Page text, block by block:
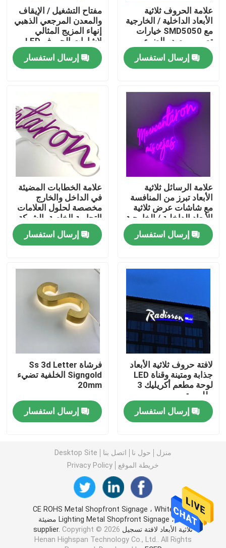
مسكن
منتجات
معلومات عنا
جولة في المعمل
مراقبة الجودة
اتصل بنا
اطلب اقتباس
علامة الرسالة الخلفية
أحرف الاكريليك الصمام
علامة النيون المخصصة
علامة النيون بقيادة الولايات المتحدة
علامة أحرف أكريليك
تسجيل رقم المنزل
علامة واجهة المحل
علامة الحروف ثلاثية
الأبعاد الداخلية / الخارجية
مع SMD5050 خيارات
تصميم مصدر الضوء
المخصص
إرسال استفسار
مفتاح التشغيل / الإيقاف
والمعدن المرجعي الذهبي
إنهاء المزيج المثالي
لإشارات الحروف LED
ثلاثية الأبعاد القابلة
للتخصيصإرسال استفسار
علامة الرسائل ثلاثية
الأبعاد تبرز من المنافسة
مع شاشات عرض ثلاثية
الأبعاد الداخلية / الخارجية
إرسال استفسار
علامة الخطابات المضيئة
في الداخل والخارج
مخصصة لحلول العلامات
التجارية الخاصة بالشركة
إرسال استفسار
لافتة حروف ثلاثية الأبعاد
جذابة ومتينة وقناة LED
لوحة مطعم أكريليك 3
مللي متر
إرسال استفسار
فرشاة Ss 3d Letter
Signgold الخلفية تضيء
20mm
إرسال استفسار
منزل حول نا اتصل بنا
Desktop Site
خريطة الموقع
Privacy Policy
الصين CE ROHS Metal Shopfront Signage ، White
Lighting Metal Shopfront Signage ، Led مضيئة
ثلاثية الأبعاد لافتة تسجيل supplier. Copyright © 2026
Henan Highspan Technology Co., Ltd.. All Rights